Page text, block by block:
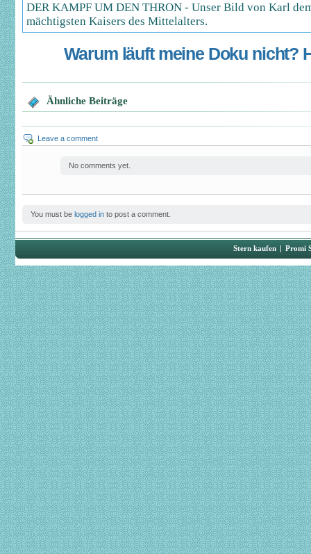
DER KAMPF UM DEN THRON - Unser Bild von Karl
mächtigsten Kaisers des Mittelalters.
Warum läuft meine Doku nicht?
Ähnliche Beiträge
Leave a comment
No comments yet.
You must be logged in to post a comment.
Stern kaufen | Promi